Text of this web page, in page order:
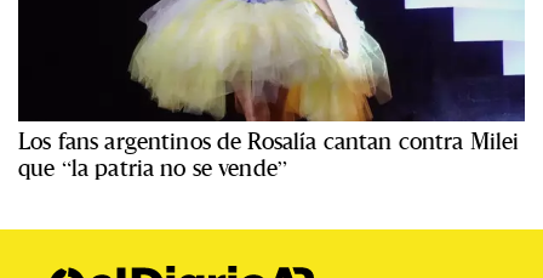
Los fans argentinos de Rosalía cantan contra Milei
que “la patria no se vende”